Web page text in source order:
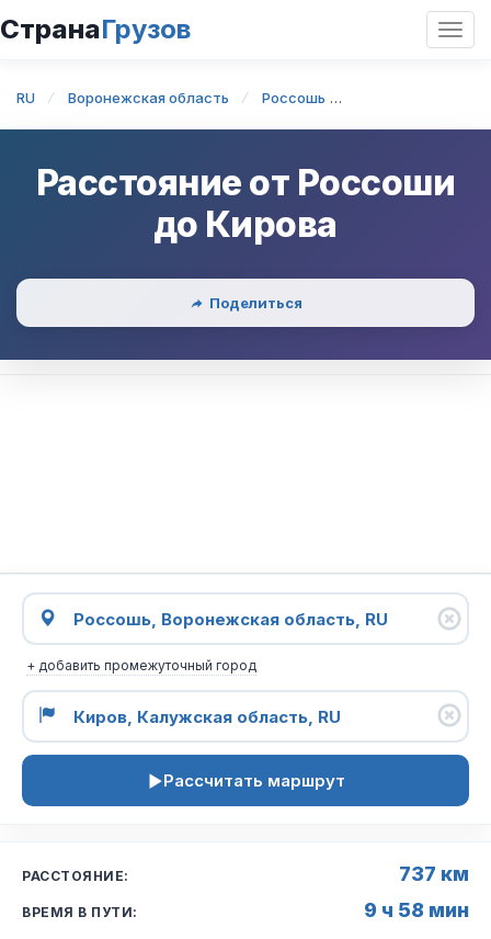
СтранаГрузов
RU Воронежская область Россошь
Расстояние от Россоши
до Кирова
Поделиться
+ добавить промежуточный город
Рассчитать маршрут
РАССТОЯНИЕ: 737 км
ВРЕМЯ В ПУТИ: 9 ч 58 мин